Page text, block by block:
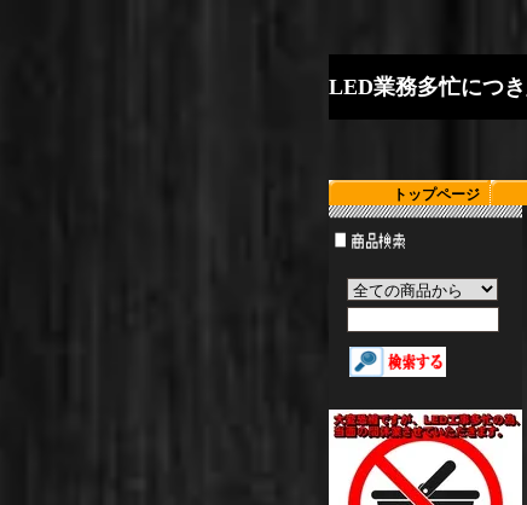
LED業務多忙につき
トップページ